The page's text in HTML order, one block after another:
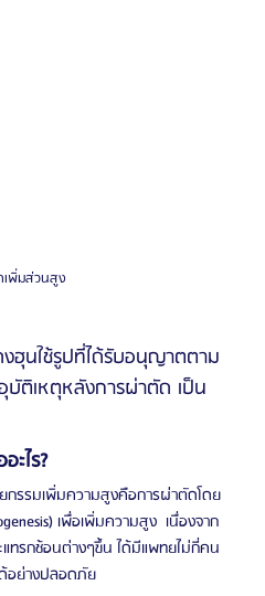
พิ่มส่วนสูง
ฮุนใช้รูปที่ได้รับอนุญาตตาม
ติเหตุหลังการผ่าตัด เป็น
ะไร?
รรมเพิ่มความสูงคือการผ่าตัดโดย
เพื่อเพิ่มความสูง  เนื่องจาก
แทรกช้อนต่างๆขึ้น ได้มีแพทยไม่กี่คน
อย่างปลอดภัย